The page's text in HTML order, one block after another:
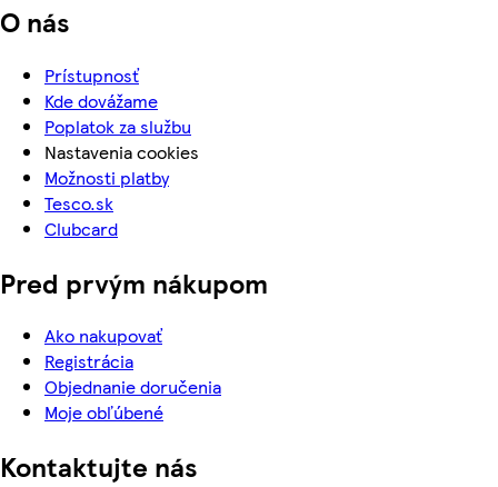
O nás
Prístupnosť
Kde dovážame
Poplatok za službu
Nastavenia cookies
Možnosti platby
Tesco.sk
Clubcard
Pred prvým nákupom
Ako nakupovať
Registrácia
Objednanie doručenia
Moje obľúbené
Kontaktujte nás